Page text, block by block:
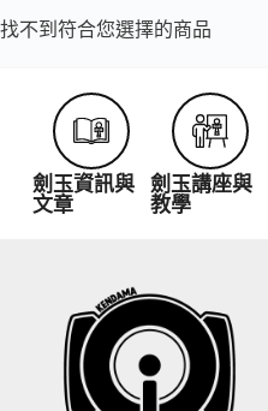
找不到符合您選擇的商品
劍玉資訊與
文章
劍玉講座與
教學